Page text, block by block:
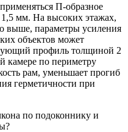
П-образное
мм. На высоких этажах,
выше, параметры усиления
объектов может
профиль толщиной 2
камере по периметру
рам, уменьшает прогиб
герметичности при
по подоконнику и